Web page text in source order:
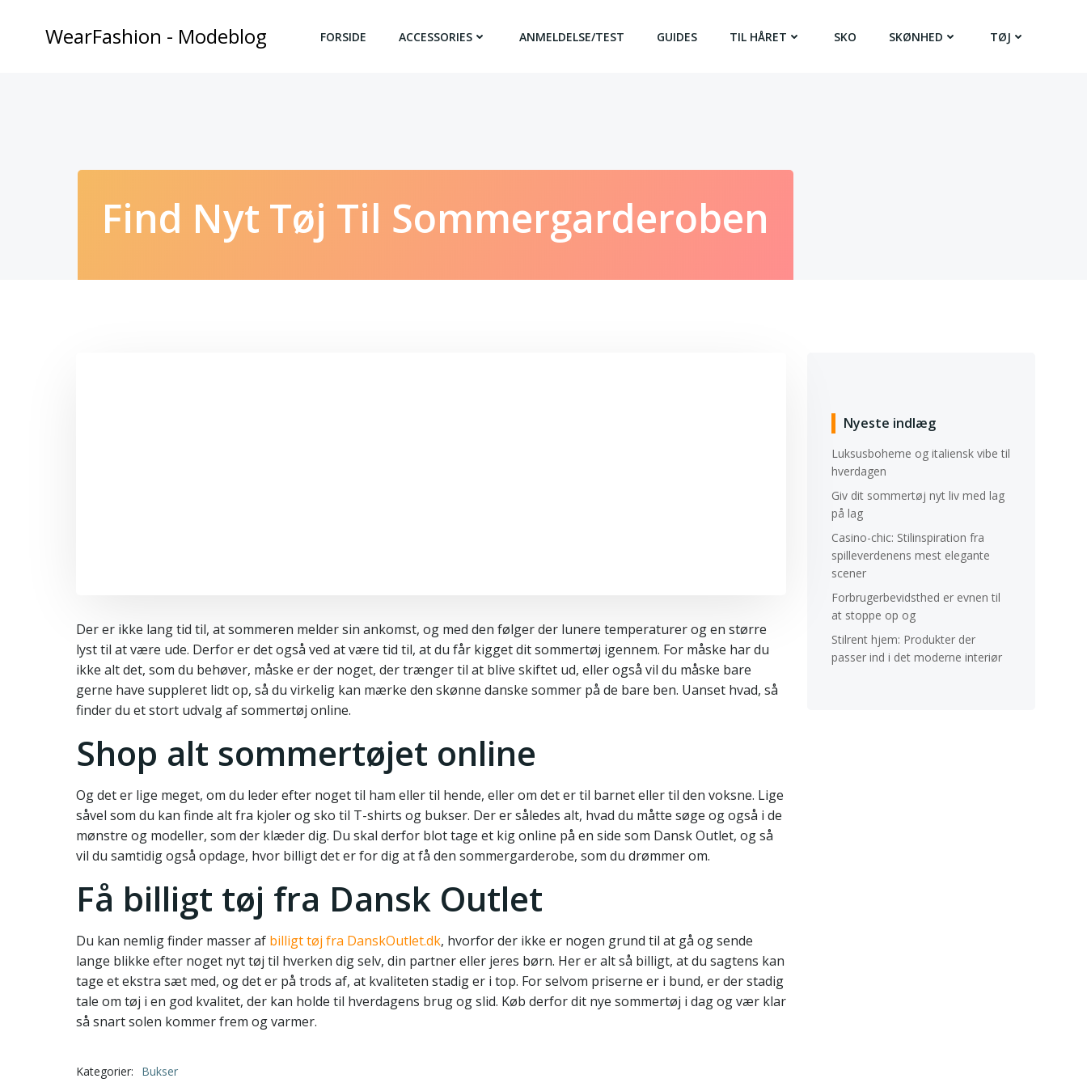
WearFashion - Modeblog FORSIDE ACCESSORIES ANMELDELSE/TEST GUIDES TIL HÅRET SKO SKØNHED TØJ
Find Nyt Tøj Til Sommergarderoben
Der er ikke lang tid til, at sommeren melder sin ankomst, og med den følger der lunere temperaturer og en større
lyst til at være ude. Derfor er det også ved at være tid til, at du får kigget dit sommertøj igennem. For måske har du
ikke alt det, som du behøver, måske er der noget, der trænger til at blive skiftet ud, eller også vil du måske bare
gerne have suppleret lidt op, så du virkelig kan mærke den skønne danske sommer på de bare ben. Uanset hvad, så
finder du et stort udvalg af sommertøj online.
Shop alt sommertøjet online
Og det er lige meget, om du leder efter noget til ham eller til hende, eller om det er til barnet eller til den voksne. Lige
såvel som du kan finde alt fra kjoler og sko til T-shirts og bukser. Der er således alt, hvad du måtte søge og også i de
mønstre og modeller, som der klæder dig. Du skal derfor blot tage et kig online på en side som Dansk Outlet, og så
vil du samtidig også opdage, hvor billigt det er for dig at få den sommergarderobe, som du drømmer om.
Få billigt tøj fra Dansk Outlet
Du kan nemlig finder masser af billigt tøj fra DanskOutlet.dk, hvorfor der ikke er nogen grund til at gå og sende
lange blikke efter noget nyt tøj til hverken dig selv, din partner eller jeres børn. Her er alt så billigt, at du sagtens kan
tage et ekstra sæt med, og det er på trods af, at kvaliteten stadig er i top. For selvom priserne er i bund, er der stadig
tale om tøj i en god kvalitet, der kan holde til hverdagens brug og slid. Køb derfor dit nye sommertøj i dag og vær klar
så snart solen kommer frem og varmer.
Kategorier: Bukser
Nyeste indlæg
Luksusboheme og italiensk vibe til
hverdagen
Giv dit sommertøj nyt liv med lag
på lag
Casino-chic: Stilinspiration fra
spilleverdenens mest elegante
scener
Forbrugerbevidsthed er evnen til
at stoppe op og
Stilrent hjem: Produkter der
passer ind i det moderne interiør